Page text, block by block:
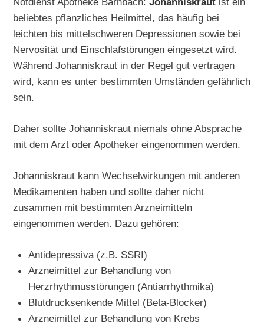
beliebtes pflanzliches Heilmittel, das häufig bei
leichten bis mittelschweren Depressionen sowie bei
Nervosität und Einschlafstörungen eingesetzt wird.
Während Johanniskraut in der Regel gut vertragen
wird, kann es unter bestimmten Umständen gefährlich
sein.
Daher sollte Johanniskraut niemals ohne Absprache
mit dem Arzt oder Apotheker eingenommen werden.
Johanniskraut kann Wechselwirkungen mit anderen
Medikamenten haben und sollte daher nicht
zusammen mit bestimmten Arzneimitteln
eingenommen werden. Dazu gehören:
Antidepressiva (z.B. SSRI)
Arzneimittel zur Behandlung von
Herzrhythmusstörungen (Antiarrhythmika)
Blutdrucksenkende Mittel (Beta-Blocker)
Arzneimittel zur Behandlung von Krebs